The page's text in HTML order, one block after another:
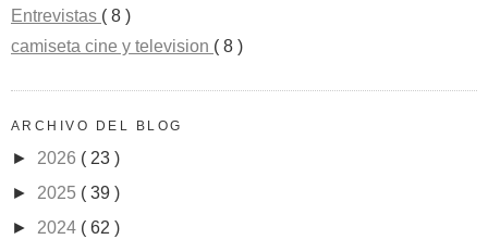
Entrevistas ( 8 )
camiseta cine y television ( 8 )
ARCHIVO DEL BLOG
► 2026 ( 23 )
► 2025 ( 39 )
► 2024 ( 62 )